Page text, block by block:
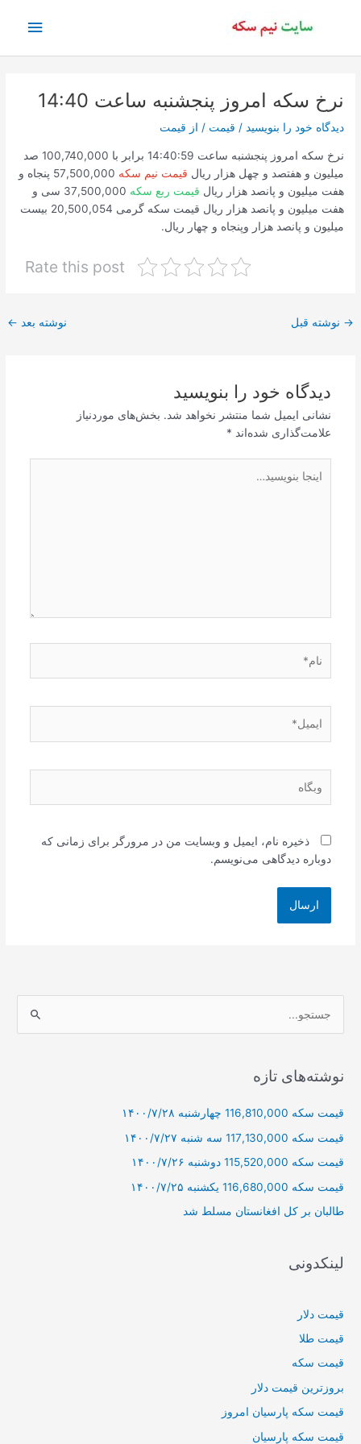
اصلی
نرخ سکه امروز پنجشنبه ساعت 14:40
دیدگاه‌ خود را بنویسید / قیمت / از قیمت
نرخ سکه امروز پنجشنبه ساعت 14:40:59 برابر با 100,740,000 صد
میلیون و هفتصد و چهل هزار ریال قیمت نیم سکه
57,500,000 پنجاه و
هفت میلیون و پانصد هزار ریال قیمت ربع سکه
37,500,000 سی و
هفت میلیون و پانصد هزار ریال قیمت سکه گرمی 20,500,054 بیست
میلیون و پانصد هزار وپنجاه و چهار ریال.
Rate this post
پیمایش
→ نوشته قبل نوشته بعد ←
دیدگاه‌ خود را بنویسید
نشانی ایمیل شما منتشر نخواهد شد. بخش‌های موردنیاز
علامت‌گذاری شده‌اند *
بنویسید…
ذخیره نام، ایمیل و وبسایت من در مرورگر برای زمانی که
دوباره دیدگاهی می‌نویسم.
ب
ر
ا
نوشته‌های تازه
قیمت سکه 116,810,000 چهارشنبه ۱۴۰۰/۷/۲۸
قیمت سکه 117,130,000 سه شنبه ۱۴۰۰/۷/۲۷
قیمت سکه 115,520,000 دوشنبه ۱۴۰۰/۷/۲۶
قیمت سکه 116,680,000 یکشنبه ۱۴۰۰/۷/۲۵
طالبان بر كل افغانستان مسلط شد
لینکدونی
قیمت دلار
قیمت طلا
قیمت سکه
بروزترین قیمت دلار
قیمت سکه پارسیان امروز
قیمت سکه پارسیان